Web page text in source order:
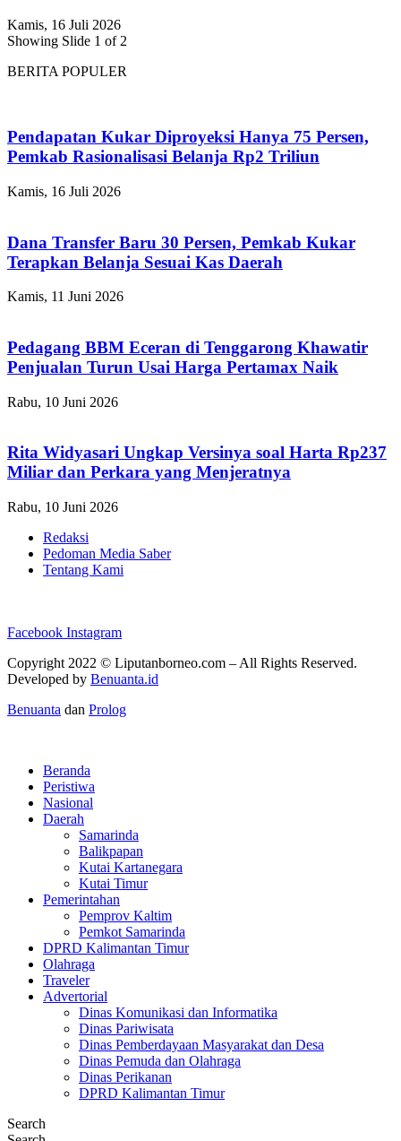
Kamis, 16 Juli 2026
Showing Slide 1 of 2
BERITA POPULER
Pendapatan Kukar Diproyeksi Hanya 75 Persen,
Pemkab Rasionalisasi Belanja Rp2 Triliun
Kamis, 16 Juli 2026
Dana Transfer Baru 30 Persen, Pemkab Kukar
Terapkan Belanja Sesuai Kas Daerah
Kamis, 11 Juni 2026
Pedagang BBM Eceran di Tenggarong Khawatir
Penjualan Turun Usai Harga Pertamax Naik
Rabu, 10 Juni 2026
Rita Widyasari Ungkap Versinya soal Harta Rp237
Miliar dan Perkara yang Menjeratnya
Rabu, 10 Juni 2026
Redaksi
Pedoman Media Saber
Tentang Kami
Facebook Instagram
Copyright 2022 © Liputanborneo.com – All Rights Reserved.
Developed by Benuanta.id
Benuanta dan Prolog
Beranda
Peristiwa
Nasional
Daerah
Samarinda
Balikpapan
Kutai Kartanegara
Kutai Timur
Pemerintahan
Pemprov Kaltim
Pemkot Samarinda
DPRD Kalimantan Timur
Olahraga
Traveler
Advertorial
Dinas Komunikasi dan Informatika
Dinas Pariwisata
Dinas Pemberdayaan Masyarakat dan Desa
Dinas Pemuda dan Olahraga
Dinas Perikanan
DPRD Kalimantan Timur
Search